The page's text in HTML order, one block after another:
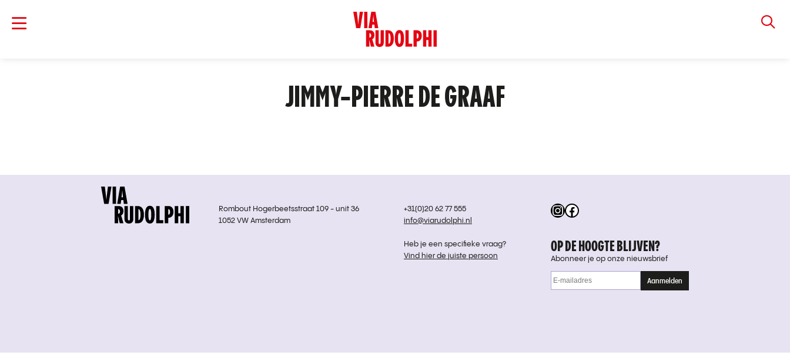
JIMMY-PIERRE DE GRAAF
Instagram
Facebook
Rombout Hogerbeetsstraat 109 - unit 36
1052 VW Amsterdam
+31(0)20 62 77 555
info@viarudolphi.nl
Heb je een specifieke vraag?
Vind hier de juiste persoon
OP DE HOOGTE BLIJVEN?
Abonneer je op onze nieuwsbrief